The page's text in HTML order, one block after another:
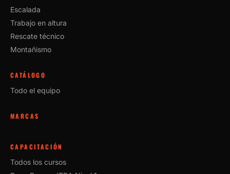
Escalada
Trabajo en altura
Rescate técnico
Montañismo
CATÁLOGO
Todo el equipo
MARCAS
CAPACITACIÓN
Todos los cursos